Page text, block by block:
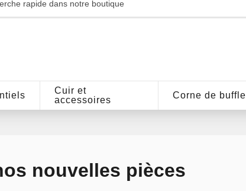
Cuir et
accessoires
Corne de buffle
nouvelles pièces